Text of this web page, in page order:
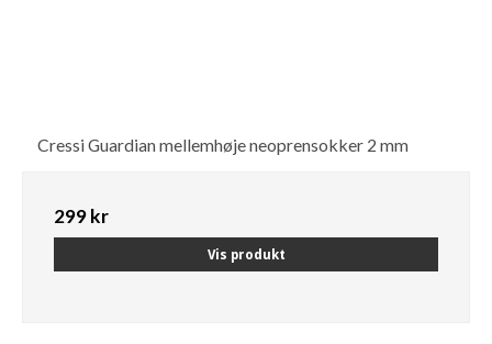
Cressi Guardian mellemhøje neoprensokker 2 mm
299 kr
Vis produkt